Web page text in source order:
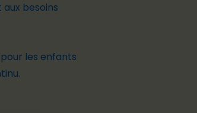
besoins
les enfants